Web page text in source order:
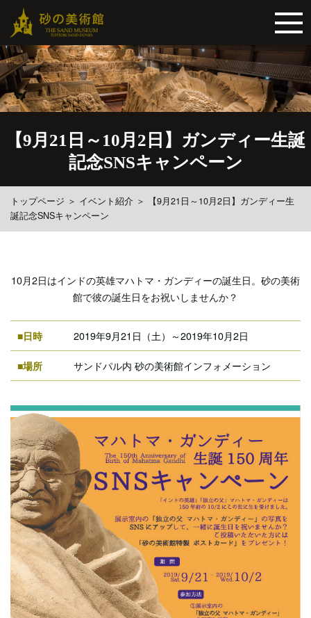
【9月21日～10月2日】ガンディー生誕
記念SNSキャンペーン
トップページ ＞ イベント紹介 ＞
【9月21日～10月2日】ガンディー生
誕記念SNSキャンペーン
10月2日はインドの英雄マハトマ・ガンディーの誕生日。砂の美術
館で彼の誕生日をお祝いしませんか？
■日時 2019年9月21日（土）～2019年10月2日
■場所 サンドパル内 砂の美術館インフォメーション